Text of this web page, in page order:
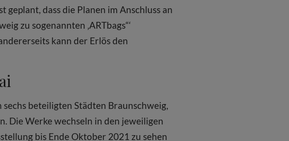
geplant, dass die Planen im Anschluss an
zu sogenannten ‚ARTbags“‘
kann der Erlös den
beteiligten Städten Braunschweig,
Die Werke wechseln in den jeweiligen
bis Ende Oktober 2021 zu sehen